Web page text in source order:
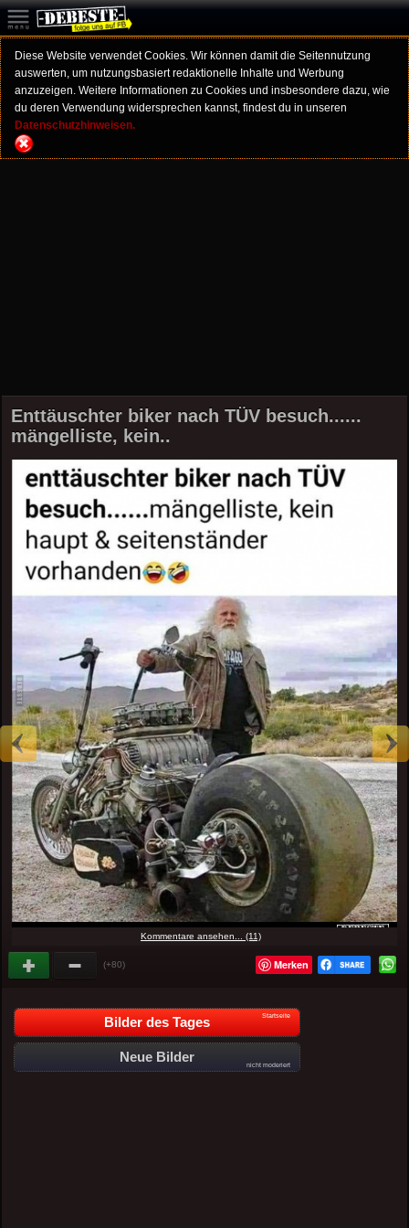
Diese Website verwendet Cookies. Wir können damit die Seitennutzung
auswerten, um nutzungsbasiert redaktionelle Inhalte und Werbung
anzuzeigen. Weitere Informationen zu Cookies und insbesondere dazu, wie
du deren Verwendung widersprechen kannst, findest du in unseren
Datenschutzhinweisen.
Enttäuschter biker nach TÜV besuch......
mängelliste, kein..
Kommentare ansehen... (11)
(+80) Merken
Bilder des Tages Startseite
Neue Bilder
nicht moderiert